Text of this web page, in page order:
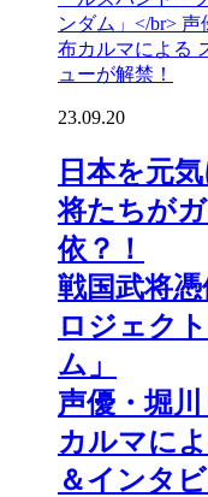
23.09.20
日本を元
将たちが
依？！
戦国武将
ロジェク
ム」
声優・堀
カルマに
＆インタ